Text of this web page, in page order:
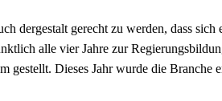
dergestalt gerecht zu werden, dass sich
alle vier Jahre zur
gestellt. Dieses Jahr wurde die Branche